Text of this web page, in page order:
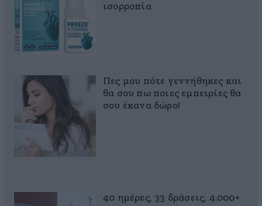
ισορροπία
Πες μου πότε γεννήθηκες και
θα σου πω ποιες εμπειρίες θα
σου έκανα δώρο!
40 ημέρες, 33 δράσεις, 4.000+